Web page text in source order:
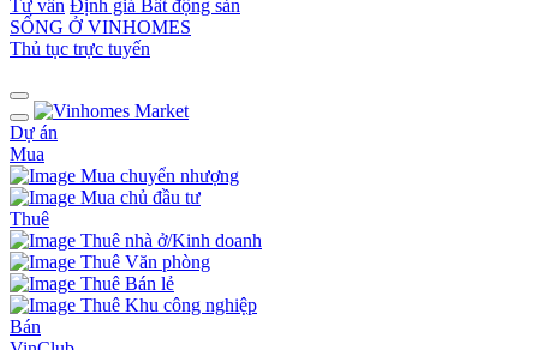
Tư vấn Định giá Bất động sản
SỐNG Ở VINHOMES
Thủ tục trực tuyến
Dự án
Mua
Mua chuyển nhượng
Mua chủ đầu tư
Thuê
Thuê nhà ở/Kinh doanh
Thuê Văn phòng
Thuê Bán lẻ
Thuê Khu công nghiệp
Bán